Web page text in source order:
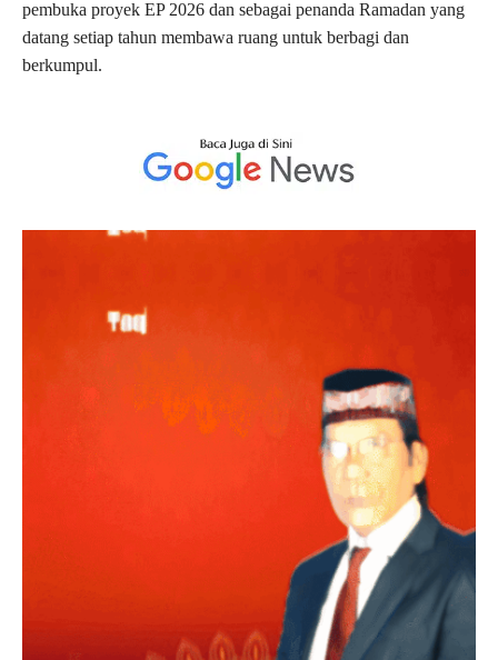
pembuka proyek EP 2026 dan sebagai penanda Ramadan yang
datang setiap tahun membawa ruang untuk berbagi dan
berkumpul.